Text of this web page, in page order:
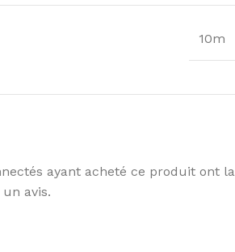
10m
ayant acheté ce produit ont la
avis.